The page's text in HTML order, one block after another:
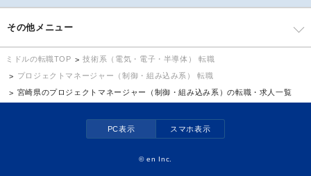
その他メニュー
ミドルの転職TOP
技術系（電気・電子・半導体） 転職
プロジェクトマネージャー（制御・組み込み系） 転職
宮崎県のプロジェクトマネージャー（制御・組み込み系）の転職・求人一覧
PC表示 スマホ表示
©en Inc.